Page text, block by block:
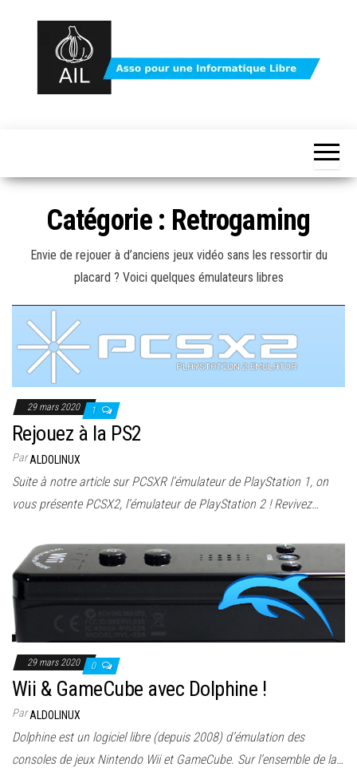
avec le
logiciel
libre –
asso AIL
Linux
libre
Catégorie : Retrogaming
Envie de rejouer à d’anciens jeux vidéo sans les ressortir du
placard ? Voici quelques émulateurs libres
29 mars 2020 1
Rejouez à la PS2
ParALDOLINUX
Suite à notre article sur PCSXR l’émulateur de PlayStation 1, on
vous présente PCSX2, l’émulateur de PlayStation 2 ! Revivez…
29 mars 2020 0
Wii & GameCube avec Dolphine !
ParALDOLINUX
Dolphine est un logiciel libre (depuis 2008) d’émulation des
consoles de jeux Nintendo Wii et GameCube. Sur l’ensemble de la…